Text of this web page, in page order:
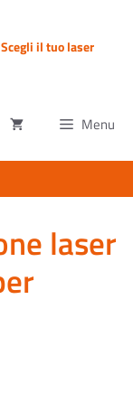
Scegli il tuo laser
Menu
laser